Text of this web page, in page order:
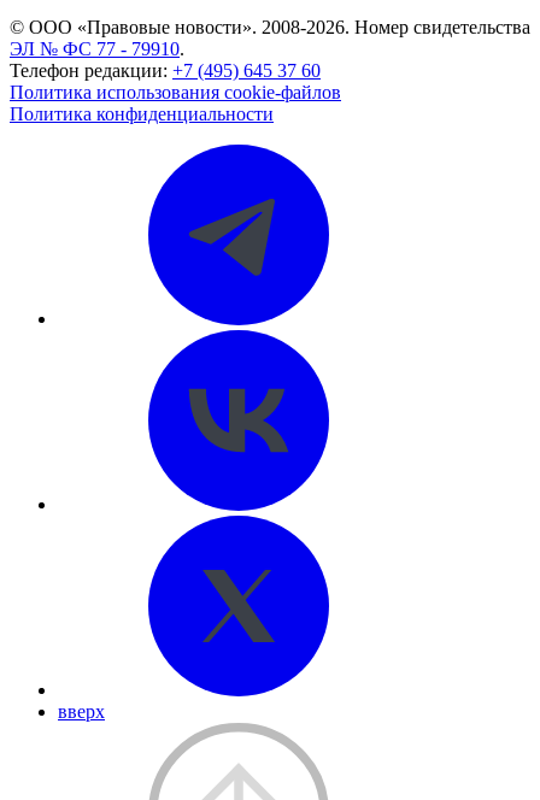
© ООО «Правовые новости». 2008-2026. Номер свидетельства
ЭЛ № ФС 77 - 79910.
Телефон редакции: +7 (495) 645 37 60
Политика использования cookie-файлов
Политика конфиденциальности
вверх